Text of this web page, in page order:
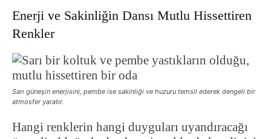
Enerji ve Sakinliğin Dansı Mutlu Hissettiren
Renkler
Sarı güneşin enerjisini, pembe ise sakinliği ve huzuru temsil ederek dengeli bir
atmosfer yaratır.
Hangi renklerin hangi duyguları uyandıracağı